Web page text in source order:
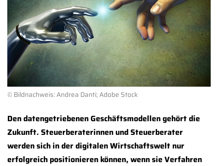
© Bildnachweis: Andrea Danti; Adobe Stock
Den datengetriebenen Geschäftsmodellen gehört die
Zukunft. Steuerberaterinnen und Steuerberater
werden sich in der digitalen Wirtschaftswelt nur
erfolgreich positionieren können, wenn sie Verfahren